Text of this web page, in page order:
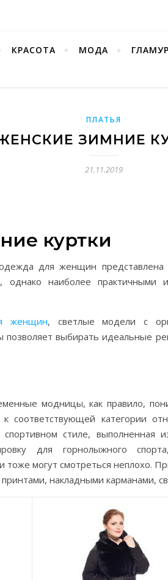
КРАСОТА МОДА ГЛАМУР
ПЛАТЬЯ
ЗИМНИЕ
21.11.2019
куртки
для женщин
однако наиболее практичными
женщин, светлые модели с
позволяет выбирать идеальные
модницы, как правило,
соответствующей категории
стиле, выполненная
для горнолыжного
тоже могут смотреться неплохо.
накладными карманами,